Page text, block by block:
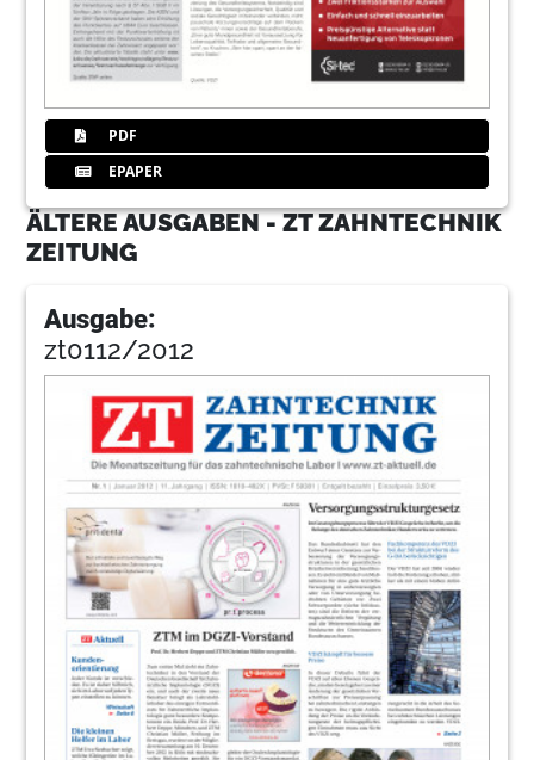
PDF
EPAPER
ÄLTERE AUSGABEN - ZT ZAHNTECHNIK
ZEITUNG
Ausgabe:
zt0112/2012